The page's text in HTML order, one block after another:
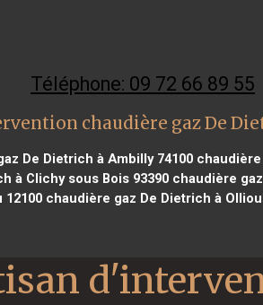
Téléphone: 09 72 66 89 55
chaudière gaz De
De Dietrich à Ambilly 74100 chaudière
à Clichy sous Bois 93390 chaudière
12100 chaudière gaz De Dietrich à